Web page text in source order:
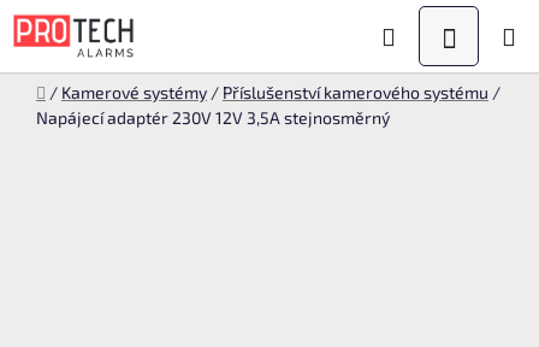
Přejít
na
Hledat
KOŠÍK
Domů
/ Kamerové systémy / Příslušenství kamerového systému /
Napájecí adaptér 230V 12V 3,5A stejnosměrný